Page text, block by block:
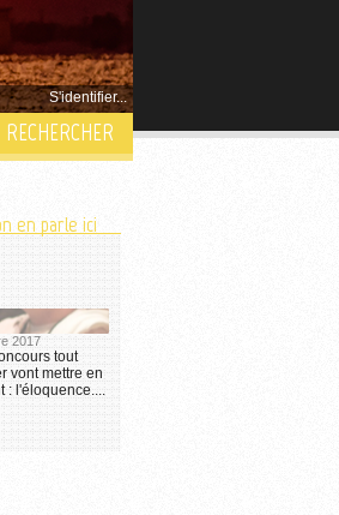
S'identifier...
RECHERCHER
en parle ici
2017
tout
vont mettre en
: l'éloquence....